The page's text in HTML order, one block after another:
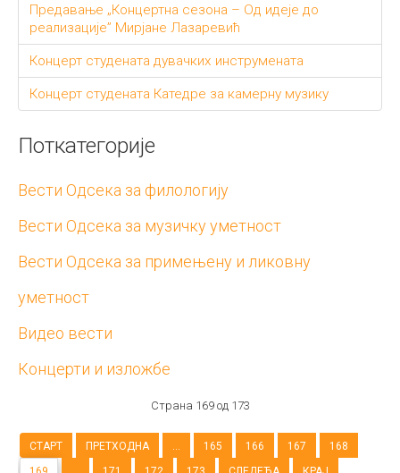
Предавање „Концертна сезона – Од идеје до
реализације” Мирјане Лазаревић
Концерт студената дувачких инструмената
Концерт студената Катедре за камерну музику
Поткатегорије
Вести Одсека за филологију
Вести Одсека за музичку уметност
Вести Одсека за примењену и ликовну
уметност
Видео вести
Концерти и изложбе
Страна 169 од 173
СТАРТ ПРЕТХОДНА 165 166 167
168